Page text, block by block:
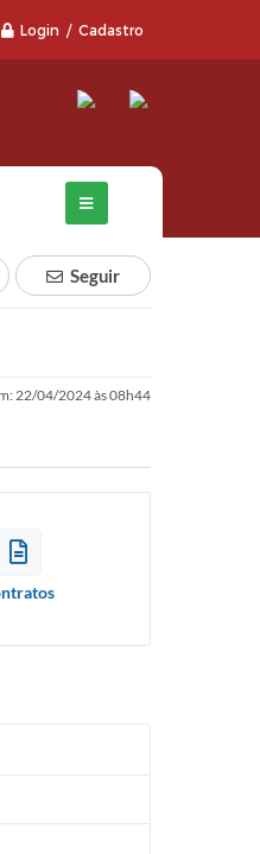
Login / Cadastro
Seguir
22/04/2024 às 08h44